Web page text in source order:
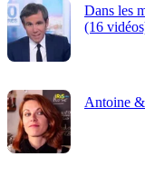
Dans les
(16
Antoine